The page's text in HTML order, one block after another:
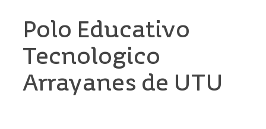
Polo Educativo
Tecnologico
Arrayanes de UTU